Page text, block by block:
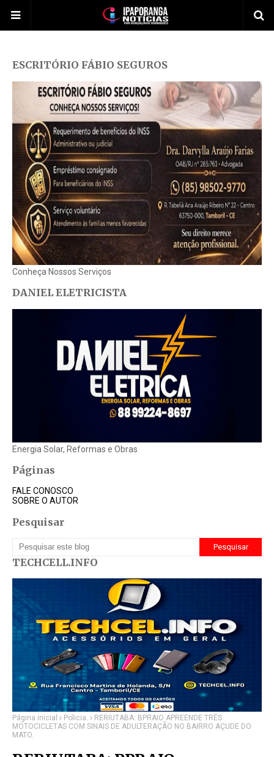
ESCRITÓRIO FÁBIO SEGUROS
Conheça Nossos Serviços
DANIEL ELETRICISTA
Energia Solar, Reformas e Obras
Páginas
FALE CONOSCO
SOBRE O AUTOR
Pesquisar
TECHCELL.INFO
Página inicial Policia.
RERIUTABA: BPRAIO APREENDE TRÊS
MOTOCICLETAS COM SINAIS DE ADULTERAÇÃO NO BAIRRO AÇUDE DO
MATO.